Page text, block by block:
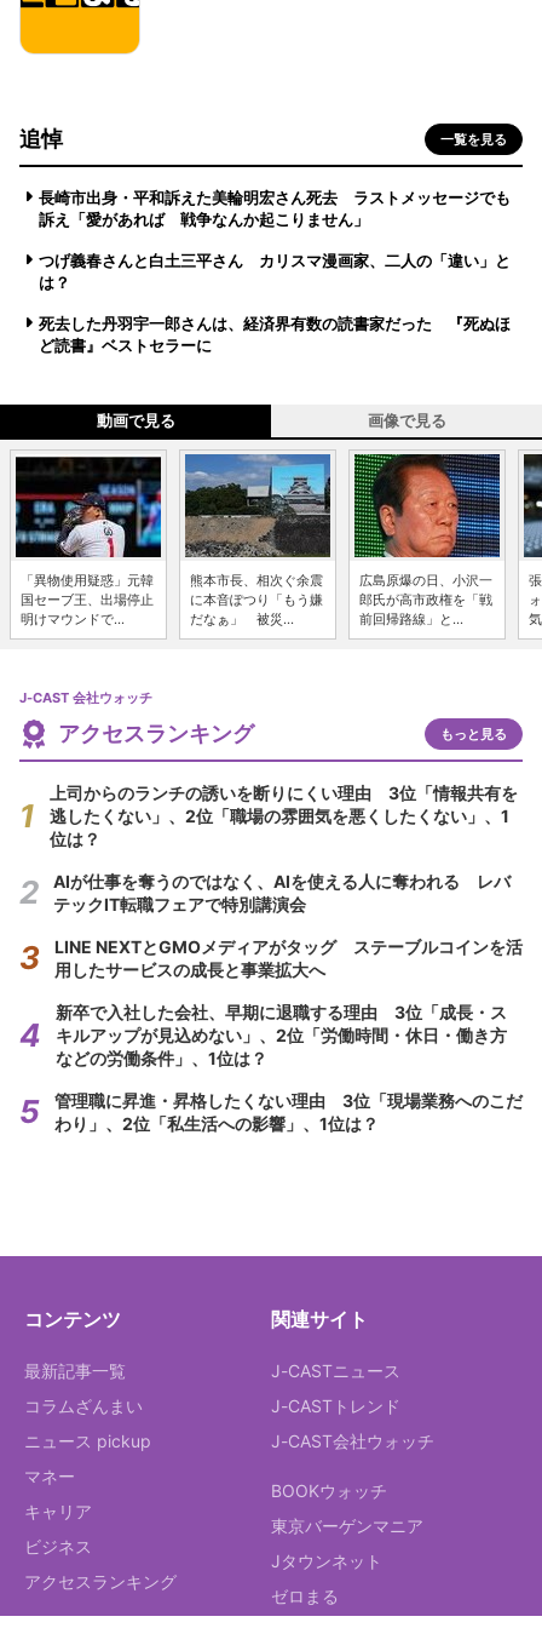
追悼 一覧を見る
長崎市出身・平和訴えた美輪明宏さん死去 ラストメッセージでも
訴え「愛があれば 戦争なんか起こりません」
つげ義春さんと白土三平さん カリスマ漫画家、二人の「違い」と
は？
死去した丹羽宇一郎さんは、経済界有数の読書家だった 『死ぬほ
ど読書』ベストセラーに
動画で見る 画像で見る
「異物使用疑惑」元韓
国セーブ王、出場停止
明けマウンドで...
熊本市長、相次ぐ余震
に本音ぽつり「もう嫌
だなぁ」 被災...
広島原爆の日、小沢一
郎氏が高市政権を「戦
前回帰路線」と...
J-CAST 会社ウォッチ
アクセスランキング もっと見る
上司からのランチの誘いを断りにくい理由 3位「情報共有を
逃したくない」、2位「職場の雰囲気を悪くしたくない」、1
位は？
AIが仕事を奪うのではなく、AIを使える人に奪われる レバ
テックIT転職フェアで特別講演会
LINE NEXTとGMOメディアがタッグ ステーブルコインを活
用したサービスの成長と事業拡大へ
新卒で入社した会社、早期に退職する理由 3位「成長・ス
キルアップが見込めない」、2位「労働時間・休日・働き方
などの労働条件」、1位は？
管理職に昇進・昇格したくない理由 3位「現場業務へのこだ
わり」、2位「私生活への影響」、1位は？
コンテンツ
最新記事一覧
コラムざんまい
ニュース pickup
マネー
キャリア
ビジネス
アクセスランキング
関連サイト
J-CASTニュース
J-CASTトレンド
J-CAST会社ウォッチ
BOOKウォッチ
東京バーゲンマニア
Jタウンネット
ゼロまる